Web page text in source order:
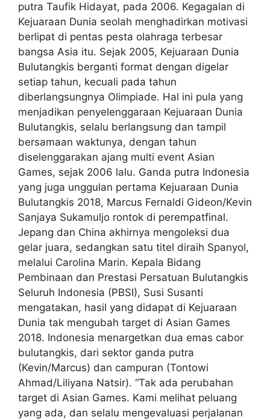
putra Taufik Hidayat, pada 2006. Kegagalan di
Kejuaraan Dunia seolah menghadirkan motivasi
berlipat di pentas pesta olahraga terbesar
bangsa Asia itu. Sejak 2005, Kejuaraan Dunia
Bulutangkis berganti format dengan digelar
setiap tahun, kecuali pada tahun
diberlangsungnya Olimpiade. Hal ini pula yang
menjadikan penyelenggaraan Kejuaraan Dunia
Bulutangkis, selalu berlangsung dan tampil
bersamaan waktunya, dengan tahun
diselenggarakan ajang multi event Asian
Games, sejak 2006 lalu. Ganda putra Indonesia
yang juga unggulan pertama Kejuaraan Dunia
Bulutangkis 2018, Marcus Fernaldi Gideon/Kevin
Sanjaya Sukamuljo rontok di perempatfinal.
Jepang dan China akhirnya mengoleksi dua
gelar juara, sedangkan satu titel diraih Spanyol,
melalui Carolina Marin. Kepala Bidang
Pembinaan dan Prestasi Persatuan Bulutangkis
Seluruh Indonesia (PBSI), Susi Susanti
mengatakan, hasil yang didapat di Kejuaraan
Dunia tak mengubah target di Asian Games
2018. Indonesia menargetkan dua emas cabor
bulutangkis, dari sektor ganda putra
(Kevin/Marcus) dan campuran (Tontowi
Ahmad/Liliyana Natsir). “Tak ada perubahan
target di Asian Games. Kami melihat peluang
yang ada, dan selalu mengevaluasi perjalanan